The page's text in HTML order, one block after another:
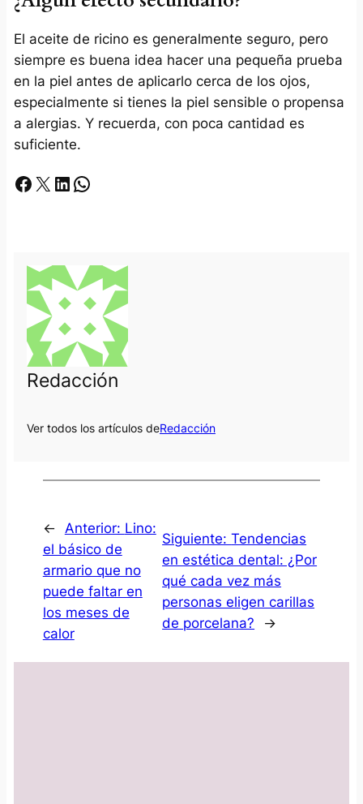
El aceite de ricino es generalmente seguro, pero
siempre es buena idea hacer una pequeña prueba
en la piel antes de aplicarlo cerca de los ojos,
especialmente si tienes la piel sensible o propensa
a alergias. Y recuerda, con poca cantidad es
suficiente.
Facebook X LinkedIn Whatsapp
Redacción
Ver todos los artículos deRedacción
← Anterior: Lino:
el básico de
armario que no
puede faltar en
los meses de
calor
Siguiente:Tendencias
en estética dental: ¿Por
qué cada vez más
personas eligen carillas
de porcelana?
→